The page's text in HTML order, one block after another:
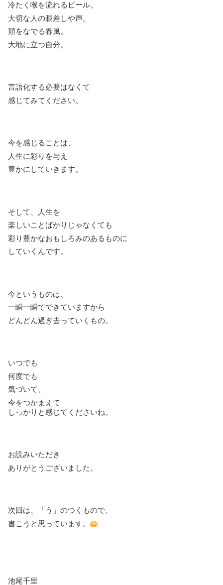
冷たく喉を流れるビール。
大切な人の眼差しや声。
頬をなでる春風。
大地に立つ自分。
言語化する必要はなくて
感じてみてください。
今を感じることは、
人生に彩りを与え
豊かにしていきます。
そして、人生を
楽しいことばかりじゃなくても
彩り豊かなおもしろみのあるものに
していくんです。
今というものは、
一瞬一瞬でできていますから
どんどん過ぎ去っていくもの。
いつでも
何度でも
気づいて、
今をつかまえて
しっかりと感じてくださいね。
お読みいただき
ありがとうございました。
次回は、「う」のつくもので、
書こうと思っています。
池尾千里